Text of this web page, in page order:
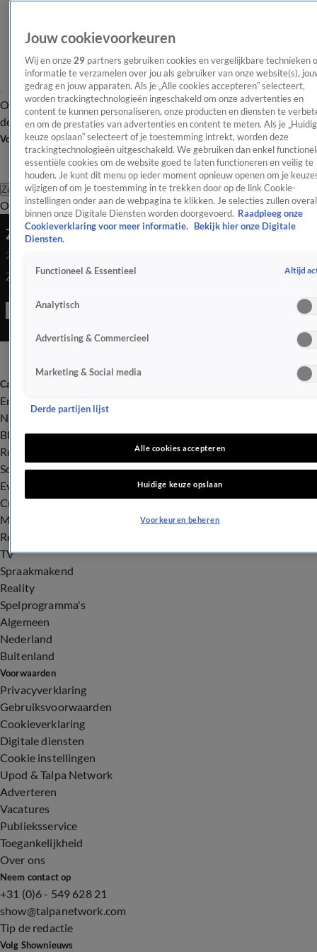
OverzichtAfleveringen Entertainment TV Algemeen
Tip
de redactieNieuwsbrief
Volg Shownieuws
Zoeken
OverzichtEntertainmentSpraakmakendRealityCrimeVideo's
ZIEN: Marieke Elsinga diep geraakt en gekwetst
2 juni 2023, 16:47
ZIEN: Marieke Elsinga diep geraakt en gekwetst
Categorieën
Entertainment
Nieuws
BN'ers
Royalty
Songfestival
Evenementen
Crime
Misdaad
Rechtszaken
TV
Spraakmakend
Reality
Spelprogramma's
Algemeen
Nederland
Buitenland
Voorwaarden
Privacyverklaring
Gebruiksvoorwaarden
Cookieverklaring
Digitale diensten
Cookie instellingen
Upod & Talpa Network
Adverteren
Vacatures
Publieksservice
Toegankelijkheid
Over ons
Neem contact op
+31 (0)6 - 549 628 21
show@talpanetwork.com
Tip de redactie
Volg Shownieuws
Jouw cookievoorkeuren
Wij en onze 29 partners gebruiken cookies en vergelijkbare technieken
informatie te verzamelen over jou als gebruiker van onze website(s),
gedrag en jouw apparaten. Als je „Alle cookies accepteren” selecteert,
worden trackingtechnologieën ingeschakeld om onze advertenties en
content te kunnen personaliseren, onze producten en diensten te
en om de prestaties van advertenties en content te meten. Als je
keuze opslaan” selecteert of je toestemming intrekt, worden deze
trackingtechnologieën uitgeschakeld. We gebruiken dan enkel
essentiële cookies om de website goed te laten functioneren en veilig te
houden. Je kunt dit menu op ieder moment opnieuw openen om je
wijzigen of om je toestemming in te trekken door op de link Cookie-
instellingen onder aan de webpagina te klikken. Je selecties zullen overal
binnen onze Digitale Diensten worden doorgevoerd. Raadpleeg onze
Cookieverklaring voor meer informatie.
Bekijk hier onze Digitale
Diensten.
Functioneel & Essentieel Altijd
Analytisch
Advertising & Commercieel
Marketing & Social media
Derde partijen lijst
Alle cookies accepteren
Huidige keuze opslaan
Voorkeuren beheren